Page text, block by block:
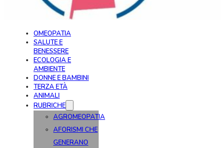
OMEOPATIA
SALUTE E
BENESSERE
ECOLOGIA E
AMBIENTE
DONNE E BAMBINI
TERZA ETÀ
ANIMALI
RUBRICHE
AGROMEOPATIA
AFORISMI CHE
GENERANO